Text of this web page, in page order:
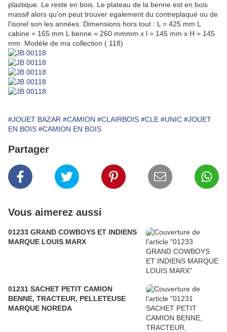
plastique. Le reste en bois. Le plateau de la benne est en bois
massif alors qu'on peut trouver egalement du contreplaqué ou de
l'isorel son les années. Dimensions hors tout : L = 425 mm L
cabine = 165 mm L benne = 260 mmmm x l = 145 mm x H = 145
mm. Modèle de ma collection ( 118)
#JOUET BAZAR #CAMION #CLAIRBOIS #CLE #UNIC #JOUET
EN BOIS #CAMION EN BOIS
Partager
Vous aimerez aussi
01233 GRAND COWBOYS ET INDIENS
MARQUE LOUIS MARX
01231 SACHET PETIT CAMION
BENNE, TRACTEUR, PELLETEUSE
MARQUE NOREDA